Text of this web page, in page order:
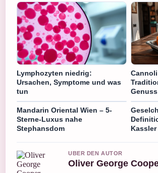
Lymphozyten niedrig:
Ursachen, Symptome und was
tun
Genuss
Mandarin Oriental Wien – 5-
Sterne-Luxus nahe
Stephansdom
Kassler
UBER DEN AUTOR
Oliver George